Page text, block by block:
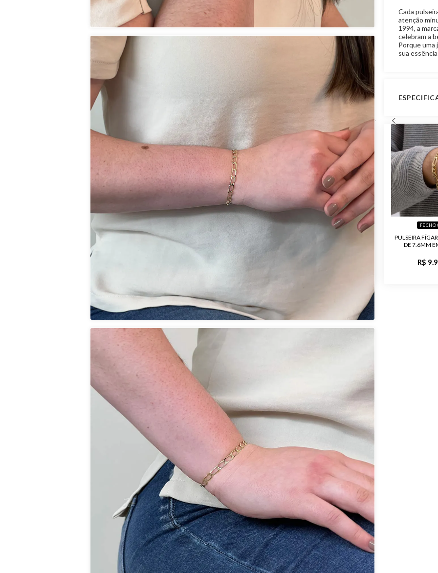
Cada
atenção
1994, a
celebram a
Porque uma
sua
Peso
FECHO GAVETA
PULSEIRA FÍGARO GRUMET 5X1
DE 9.3MM EM OURO 18K
FECHO GAVETA FECHO
PULSEIRA
DE 7.6MM
R$